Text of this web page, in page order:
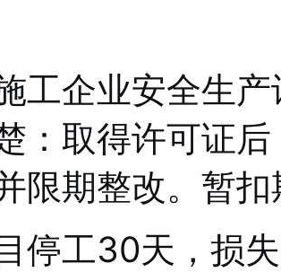
工企业安全生
：取得许可证
限期整改。暂
停工30天，损